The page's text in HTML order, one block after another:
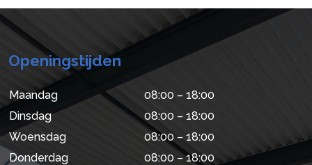
Openingstijden
Maandag
08:00 – 18:00
Dinsdag
08:00 – 18:00
Woensdag
08:00 – 18:00
Donderdag
08:00 – 18:00